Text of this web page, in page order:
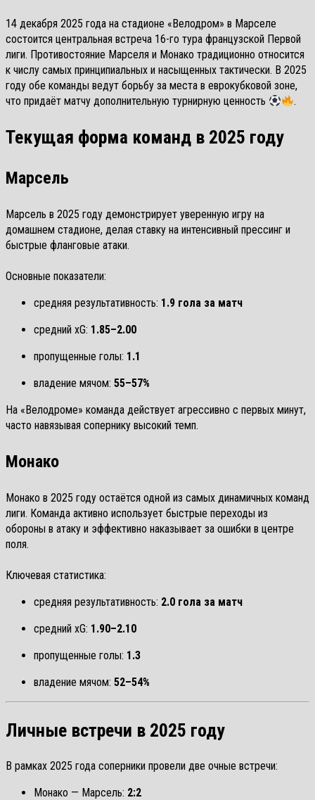
14 декабря 2025 года на стадионе «Велодром» в Марселе
состоится центральная встреча 16-го тура французской Первой
лиги. Противостояние Марселя и Монако традиционно относится
к числу самых принципиальных и насыщенных тактически. В 2025
году обе команды ведут борьбу за места в еврокубковой зоне,
что придаёт матчу дополнительную турнирную ценность
.
Текущая форма команд в 2025 году
Марсель
Марсель в 2025 году демонстрирует уверенную игру на
домашнем стадионе, делая ставку на интенсивный прессинг и
быстрые фланговые атаки.
Основные показатели:
средняя результативность: 1.9 гола за матч
средний xG: 1.85–2.00
пропущенные голы: 1.1
владение мячом: 55–57%
На «Велодроме» команда действует агрессивно с первых минут,
часто навязывая сопернику высокий темп.
Монако
Монако в 2025 году остаётся одной из самых динамичных команд
лиги. Команда активно использует быстрые переходы из
обороны в атаку и эффективно наказывает за ошибки в центре
поля.
Ключевая статистика:
средняя результативность: 2.0 гола за матч
средний xG: 1.90–2.10
пропущенные голы: 1.3
владение мячом: 52–54%
Личные встречи в 2025 году
В рамках 2025 года соперники провели две очные встречи:
Монако — Марсель: 2:2